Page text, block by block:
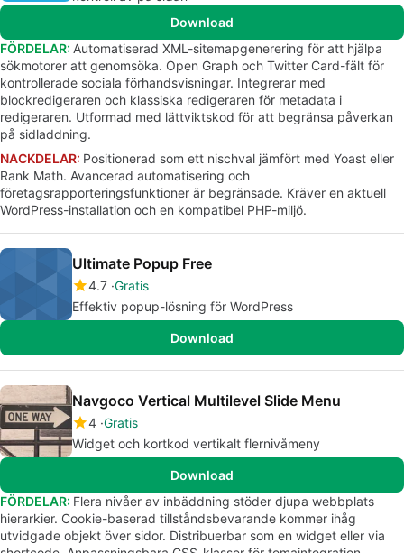
Download
FÖRDELAR: Automatiserad XML-sitemapgenerering för att hjälpa
sökmotorer att genomsöka. Open Graph och Twitter Card-fält för
kontrollerade sociala förhandsvisningar. Integrerar med
blockredigeraren och klassiska redigeraren för metadata i
redigeraren. Utformad med lättviktskod för att begränsa påverkan
på sidladdning.
NACKDELAR: Positionerad som ett nischval jämfört med Yoast eller
Rank Math. Avancerad automatisering och
företagsrapporteringsfunktioner är begränsade. Kräver en aktuell
WordPress-installation och en kompatibel PHP-miljö.
Ultimate Popup Free
4.7 Gratis
Effektiv popup-lösning för WordPress
Download
Navgoco Vertical Multilevel Slide Menu
4 Gratis
Widget och kortkod vertikalt flernivåmeny
Download
FÖRDELAR: Flera nivåer av inbäddning stöder djupa webbplats
hierarkier. Cookie-baserad tillståndsbevarande kommer ihåg
utvidgade objekt över sidor. Distribuerbar som en widget eller via